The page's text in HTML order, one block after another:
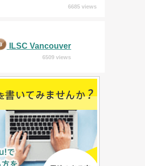
6685 views
ILSC Vancouver
6509 views